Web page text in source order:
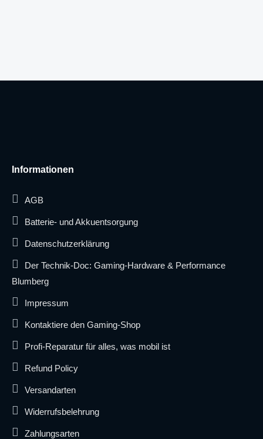
Informationen
AGB
Batterie- und Akkuentsorgung
Datenschutzerklärung
Der Technik-Doc: Gaming-Hardware & Performance
Blumberg
Impressum
Kontaktiere den Gaming-Shop
Profi-Reparatur für alles, was mobil ist
Refund Policy
Versandarten
Widerrufsbelehrung
Zahlungsarten